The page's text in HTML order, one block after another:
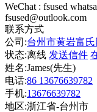
WeChat : fsused
fsused@outlook.com
联系方式
公司:台州市黄岩富
状态:离线 发送信件
姓名:James(先生)
电话:86 13676639782
手机:13676639782
地区:浙江省-台州市